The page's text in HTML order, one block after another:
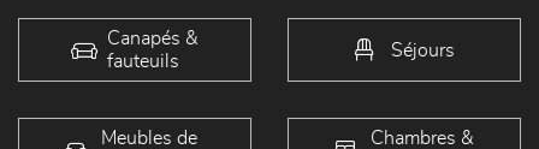
Canapés &
fauteuils
Séjours
Meubles de
Chambres &